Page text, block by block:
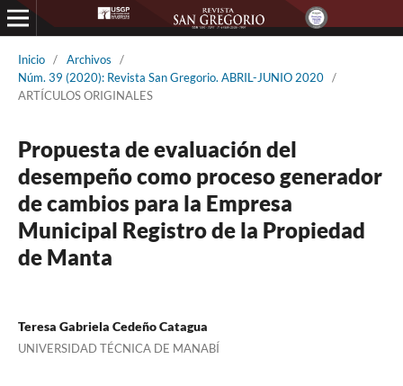
Inicio / Archivos
/
Núm. 39 (2020): Revista San Gregorio. ABRIL-JUNIO 2020 /
ARTÍCULOS ORIGINALES
Propuesta de evaluación del
desempeño como proceso generador
de cambios para la Empresa
Municipal Registro de la Propiedad
de Manta
Teresa Gabriela Cedeño Catagua
UNIVERSIDAD TÉCNICA DE MANABÍ